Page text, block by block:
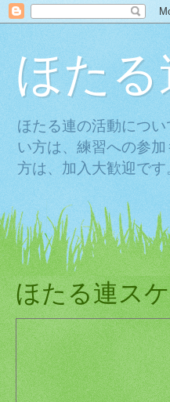
ほた
ほたる連の活動につ
い方は、練習への参
方は、加入大歓迎です
ほたる連ス